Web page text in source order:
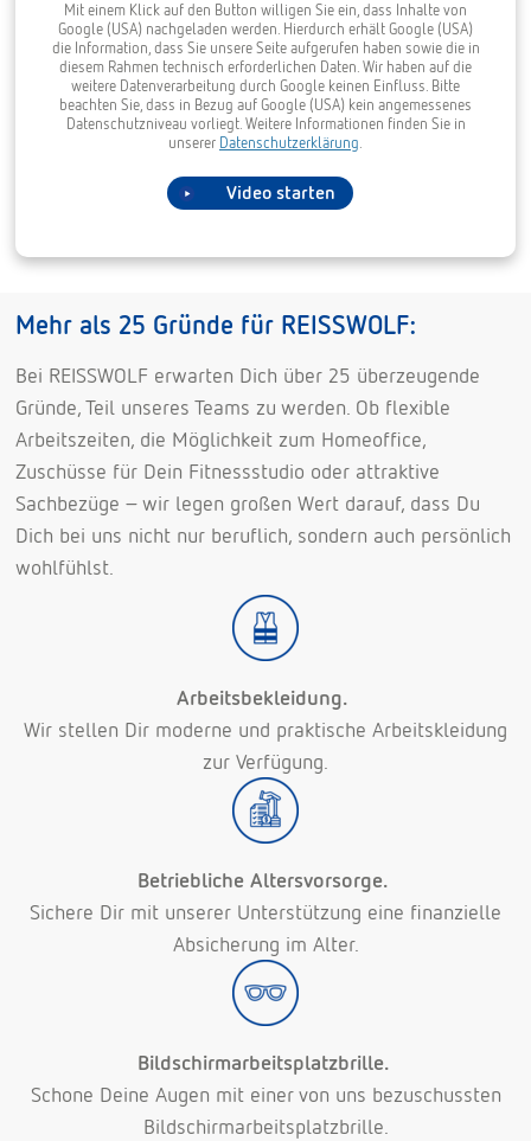
Mit einem Klick auf den Button willigen Sie ein, dass Inhalte von
Google (USA) nachgeladen werden. Hierdurch erhält Google (USA)
die Information, dass Sie unsere Seite aufgerufen haben sowie die in
diesem Rahmen technisch erforderlichen Daten. Wir haben auf die
weitere Datenverarbeitung durch Google keinen Einfluss. Bitte
beachten Sie, dass in Bezug auf Google (USA) kein angemessenes
Datenschutzniveau vorliegt. Weitere Informationen finden Sie in
unserer Datenschutzerklärung.
Video starten
Mehr als 25 Gründe für REISSWOLF:
Bei REISSWOLF erwarten Dich über 25 überzeugende
Gründe, Teil unseres Teams zu werden. Ob flexible
Arbeitszeiten, die Möglichkeit zum Homeoffice,
Zuschüsse für Dein Fitnessstudio oder attraktive
Sachbezüge – wir legen großen Wert darauf, dass Du
Dich bei uns nicht nur beruflich, sondern auch persönlich
wohlfühlst.
Arbeitsbekleidung.
Wir stellen Dir moderne und praktische Arbeitskleidung
zur Verfügung.
Betriebliche Altersvorsorge.
Sichere Dir mit unserer Unterstützung eine finanzielle
Absicherung im Alter.
Bildschirmarbeitsplatzbrille.
Schone Deine Augen mit einer von uns bezuschussten
Bildschirmarbeitsplatzbrille.